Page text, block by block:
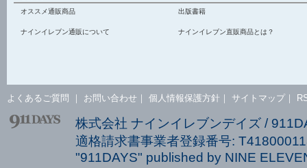
オススメ通販商品 出版書籍
ナインイレブン通販について ナインイレブン直販商品とは？
よくあるご質問 お問い合わせ 個人情報保護方針 サイトマップ｜
株式会社 ナインイレブンデイズ /
適格請求書事業者登録番号:
"911DAYS" published by NINE